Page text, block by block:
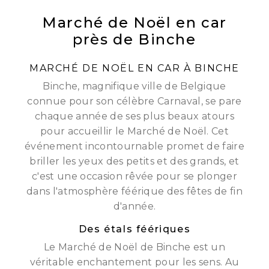
Marché de Noël en car
près de Binche
MARCHÉ DE NOËL EN CAR À BINCHE
Binche, magnifique ville de Belgique
connue pour son célèbre Carnaval, se pare
chaque année de ses plus beaux atours
pour accueillir le Marché de Noël. Cet
événement incontournable promet de faire
briller les yeux des petits et des grands, et
c'est une occasion rêvée pour se plonger
dans l'atmosphère féérique des fêtes de fin
d'année.
Des étals féériques
Le Marché de Noël de Binche est un
véritable enchantement pour les sens. Au